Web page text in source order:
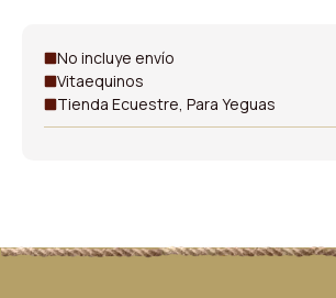
No incluye envío
Vitaequinos
Tienda Ecuestre, Para Yeguas